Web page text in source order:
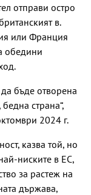
отправи остро
в.
или Франция
обедини
бъде отворена
страна“,
2024 г.
казва той, но
ниските в ЕС,
за растеж на
държава,